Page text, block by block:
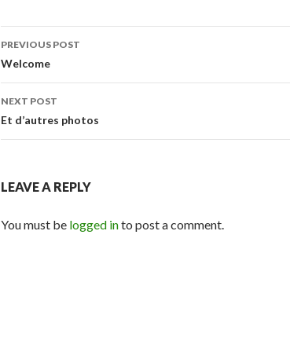
Post
navigation
PREVIOUS POST
Welcome
NEXT POST
Et d’autres photos
LEAVE A REPLY
You must be logged into post a comment.